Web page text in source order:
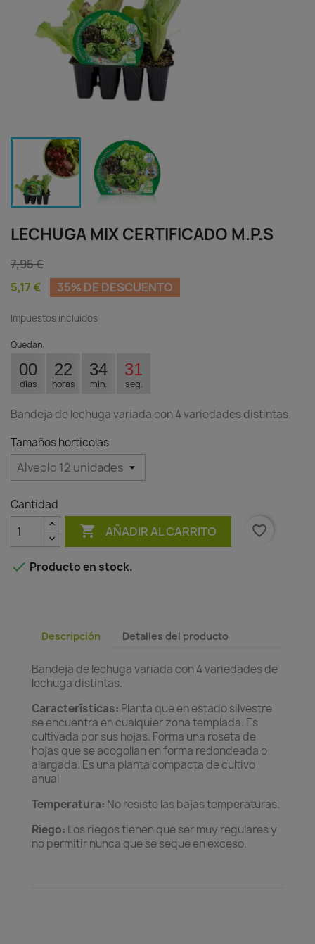
LECHUGA MIX CERTIFICADO M.P.S
7,95 €
5,17 €
35% DE DESCUENTO
Impuestos incluidos
Quedan:
00
días
22
horas
34
min.
30
seg.
Bandeja de lechuga variada con 4 variedades distintas.
Tamaños horticolas
Cantidad
 AÑADIR AL CARRITO favorite_border
 Producto en stock.
Descripción Detalles del producto
Bandeja de lechuga variada con 4 variedades de
lechuga distintas.
Características: Planta que en estado silvestre
se encuentra en cualquier zona templada. Es
cultivada por sus hojas. Forma una roseta de
hojas que se acogollan en forma redondeada o
alargada. Es una planta compacta de cultivo
anual
Temperatura: No resiste las bajas temperaturas.
Riego: Los riegos tienen que ser muy regulares y
no permitir nunca que se seque en exceso.